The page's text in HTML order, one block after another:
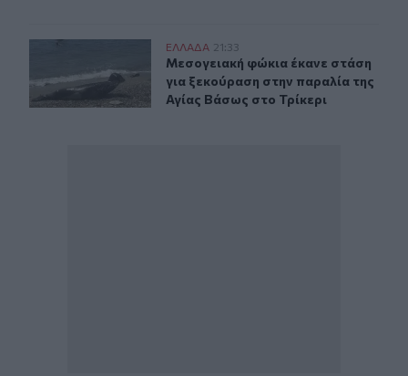
Μεσογειακή φώκια έκανε στάση για ξεκούραση στην
ΕΛΛAΔΑ 21:33
Μεσογειακή φώκια έκανε στάση
Μεσογειακή φώκια έκανε στάση
για ξεκούραση στην παραλία της
Αγίας Βάσως στο Τρίκερι